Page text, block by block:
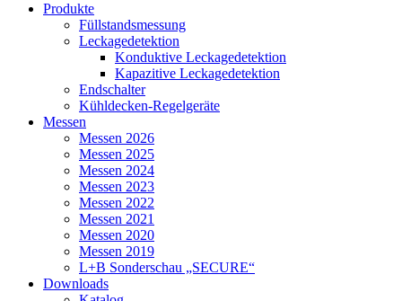
Produkte
Füllstandsmessung
Leckagedetektion
Konduktive Leckagedetektion
Kapazitive Leckagedetektion
Endschalter
Kühldecken-Regelgeräte
Messen
Messen 2026
Messen 2025
Messen 2024
Messen 2023
Messen 2022
Messen 2021
Messen 2020
Messen 2019
L+B Sonderschau „SECURE“
Downloads